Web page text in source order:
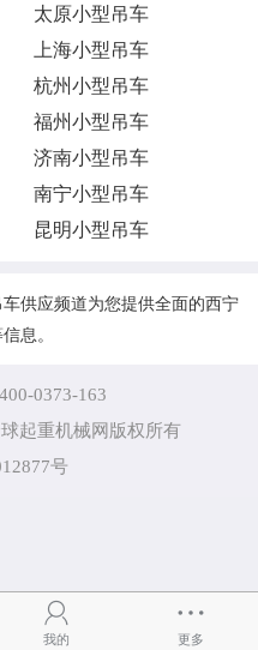
太原小型吊车
上海小型吊车
杭州小型吊车
福州小型吊车
济南小型吊车
南宁小型吊车
昆明小型吊车
供应频道为您提供全面的西宁
息。
0373-163
起重机械网版权所有
号
我的 更多